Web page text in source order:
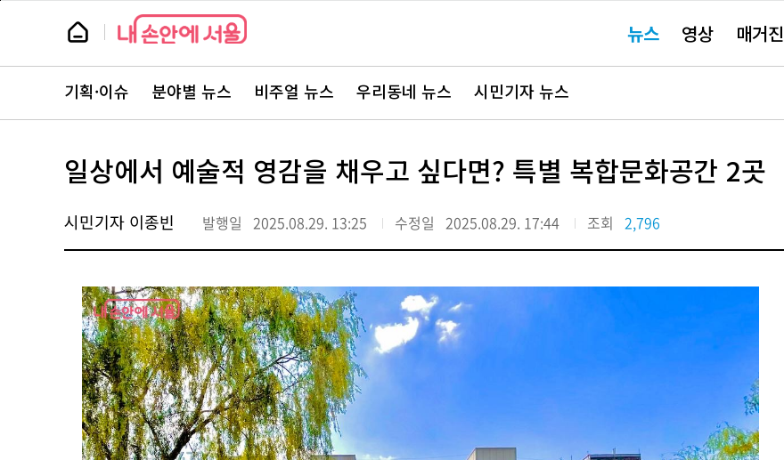
본
뉴
스 요뉴스 영상 매거진
뉴
스
주
서
바
로
기획·이슈 분야별 뉴스 비주얼 뉴스 우리동네 뉴스 시민기자 뉴스
일상에서 예술적 영감을 채우고 싶다면? 특별 복합문화공간 2곳
시민기자 이종빈 발행일 2025.08.29. 13:25 수정일 2025.08.29. 17:44 조회 2,796
페